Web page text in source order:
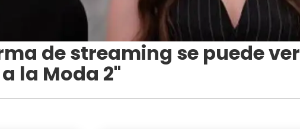
de streaming se puede ver
la Moda 2"